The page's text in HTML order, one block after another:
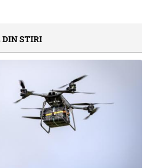
DIN STIRI